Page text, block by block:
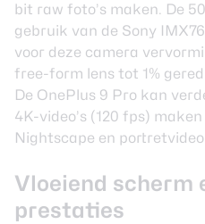
bit raw foto’s maken. De
gebruik van de Sony
voor deze camera
free-form lens tot 1%
De OnePlus 9 Pro kan
4K-video’s (120 fps)
Nightscape en
Vloeiend scherm
prestaties